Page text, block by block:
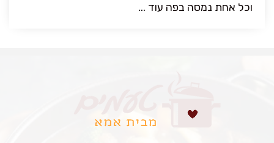
וכל אחת נמסה בפה עוד ...